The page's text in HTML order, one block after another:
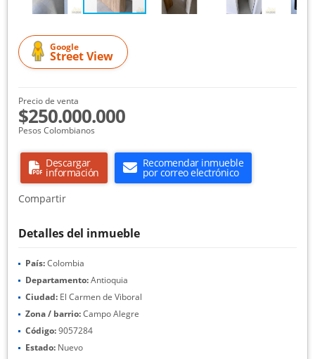
Google
Street View
Precio de venta
$250.000.000
Pesos Colombianos
Descargar
información
Recomendar inmueble
por correo electrónico
Compartir
Detalles del inmueble
País:Colombia
Departamento:Antioquia
Ciudad: El Carmen de Viboral
Zona / barrio:Campo Alegre
Código:9057284
Estado: Nuevo